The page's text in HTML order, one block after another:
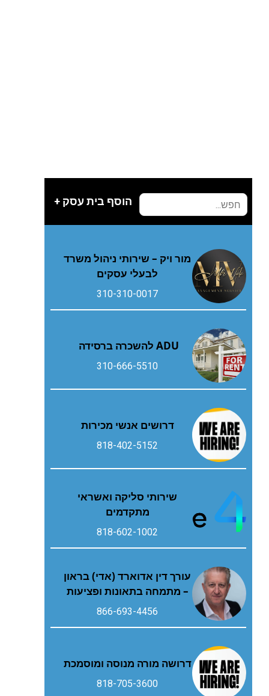
הוסף בית עסק +
מור ויק – שירותי ניהול משרד
לבעלי עסקים
310-310-0017
ADU להשכרה ברסידה
310-666-5510
דרושים אנשי מכירות
818-402-5152
שירותי סליקה ואשראי
מתקדמים
818-602-1002
עורך דין אדוארד (אדי) בראון
– מתמחה בתאונות ופציעות
866-693-4456
דרושה מורה מנוסה ומוסמכת
818-705-3600